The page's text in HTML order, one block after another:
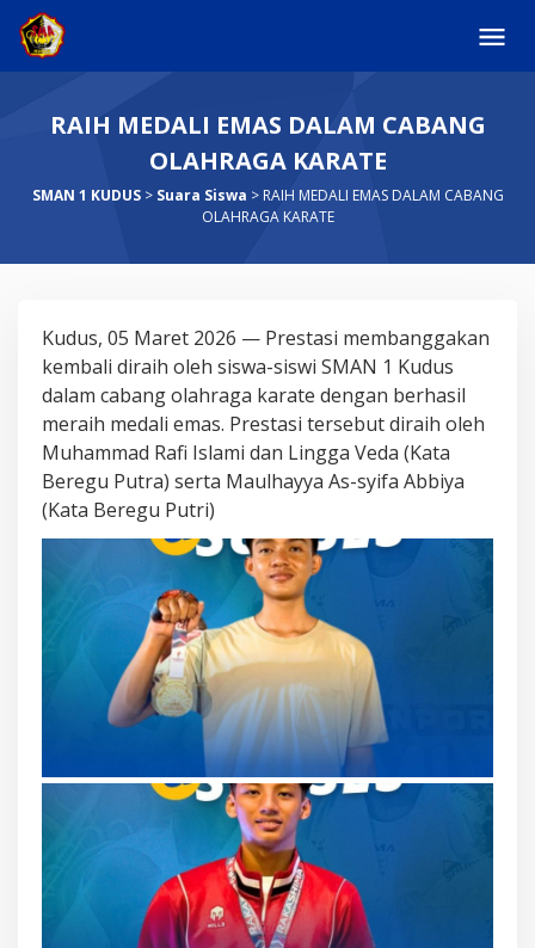
Skip
content
RAIH MEDALI EMAS DALAM CABANG
OLAHRAGA KARATE
SMAN 1 KUDUS> Suara Siswa > RAIH MEDALI EMAS DALAM CABANG
OLAHRAGA KARATE
RAIH
MEDALI
EMAS
DALAM
CABANG
OLAHRAGA
KARATE
Kudus, 05 Maret 2026 — Prestasi membanggakan
kembali diraih oleh siswa-siswi SMAN 1 Kudus
dalam cabang olahraga karate dengan berhasil
meraih medali emas. Prestasi tersebut diraih oleh
Muhammad Rafi Islami dan Lingga Veda (Kata
Beregu Putra) serta Maulhayya As-syifa Abbiya
(Kata Beregu Putri)